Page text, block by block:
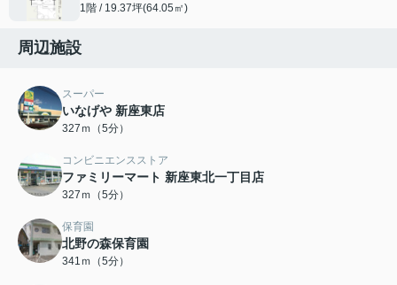
1階 / 19.37坪(64.05㎡)
周辺施設
スーパー
いなげや 新座東店
327ｍ（5分）
コンビニエンスストア
ファミリーマート 新座東北一丁目店
327ｍ（5分）
保育園
北野の森保育園
341ｍ（5分）